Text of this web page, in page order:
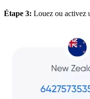
Étape 3: Louez ou activez